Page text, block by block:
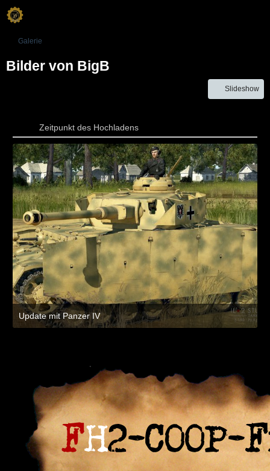
Galerie
Bilder von BigB
Slideshow
Zeitpunkt des Hochladens
Update mit Panzer IV
26. Juli 2019 um 10:20